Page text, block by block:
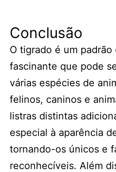
Conclusão
O tigrado é um padrão
fascinante que pode
várias espécies de
felinos, caninos e
listras distintas
especial à aparência
tornando-os únicos e
reconhecíveis. Além